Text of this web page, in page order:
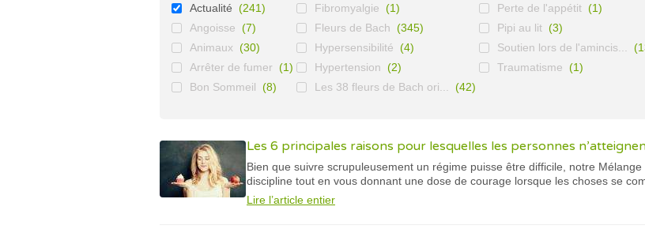
Actualité (241)
Angoisse (7)
Animaux (30)
Arrêter de fumer (1)
Bon Sommeil (8)
Fibromyalgie (1)
Fleurs de Bach (345)
Hypersensibilité (4)
Hypertension (2)
Les 38 fleurs de Bach ori...
(42)
Perte de l'appétit (1)
Pipi au lit (3)
Soutien lors de l'amincis...
Traumatisme (1)
Les 6 principales raisons pour lesquelles les personnes
Bien que suivre scrupuleusement un régime puisse être difficile, notre
discipline tout en vous donnant une dose de courage lorsque les choses se
Lire l’article entier